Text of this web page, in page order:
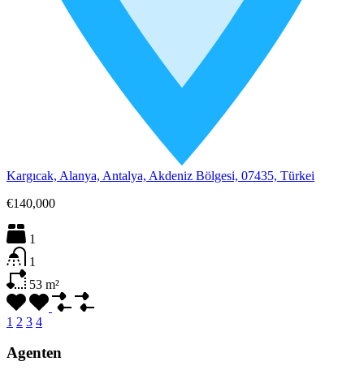
Kargıcak, Alanya, Antalya, Akdeniz Bölgesi, 07435, Türkei
€140,000
1
1
53 m²
1 2 3 4
Agenten